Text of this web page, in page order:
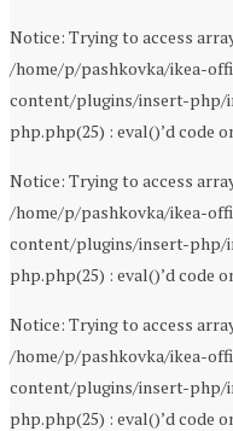
Notice: Trying to access
/home/p/pashkovka/ikea-
content/plugins/insert-php/
php.php(25) : eval()’d code
Notice: Trying to access
/home/p/pashkovka/ikea-
content/plugins/insert-php/
php.php(25) : eval()’d code
Notice: Trying to access
/home/p/pashkovka/ikea-
content/plugins/insert-php/
php.php(25) : eval()’d code